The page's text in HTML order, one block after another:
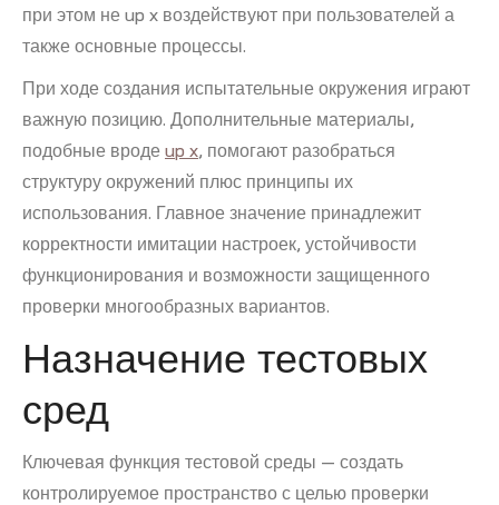
при этом не up x воздействуют при пользователей а
также основные процессы.
При ходе создания испытательные окружения играют
важную позицию. Дополнительные материалы,
подобные вроде up x, помогают разобраться
структуру окружений плюс принципы их
использования. Главное значение принадлежит
корректности имитации настроек, устойчивости
функционирования и возможности защищенного
проверки многообразных вариантов.
Назначение тестовых
сред
Ключевая функция тестовой среды — создать
контролируемое пространство с целью проверки